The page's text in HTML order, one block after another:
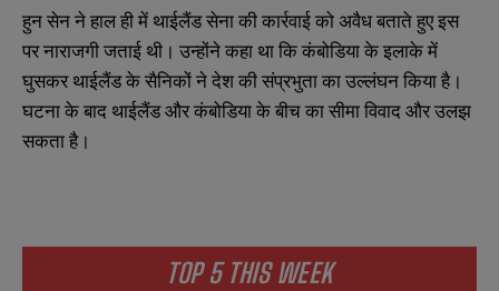
TOP 5 THIS WEEK
हुन सेन ने हाल ही में थाईलैंड सेना की कार्रवाई को अवैध बताते हुए इस
पर नाराजगी जताई थी। उन्होंने कहा था कि कंबोडिया के इलाके में
घुसकर थाईलैंड के सैनिकों ने देश की संप्रभुता का उल्लंघन किया है।
घटना के बाद थाईलैंड और कंबोडिया के बीच का सीमा विवाद और उलझ
सकता है।